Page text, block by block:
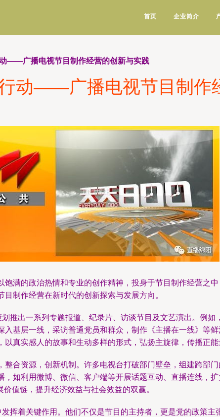
首页 企业简介
——广播电视节目制作经营的创新与实践
动——广播电视节目制作
满的政治热情和专业的创作精神，投身于节目制作经营之
制作经营在新时代的创新探索与发展方向。
推出一系列专题报道、纪录片、访谈节目及文艺演出。例
基层一线，采访普通党员和群众，制作《主播在一线》等
真实感人的故事和生动多样的形式，弘扬主旋律，传播正能
合资源，创新机制。许多电视台打破部门壁垒，组建跨部
如利用微博、微信、客户端等开展话题互动、直播连线，
值链，提升经济效益与社会效益的双赢。
挥着关键作用。他们不仅是节目的主持者，更是党的政策